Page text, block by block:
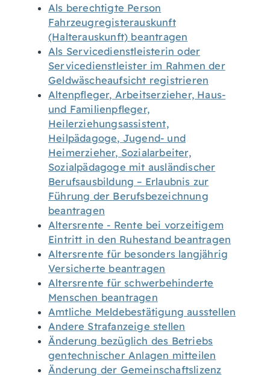
Als berechtigte Person
Fahrzeugregisterauskunft
(Halterauskunft) beantragen
Als Servicedienstleisterin oder
Servicedienstleister im Rahmen der
Geldwäscheaufsicht registrieren
Altenpfleger, Arbeitserzieher, Haus-
und Familienpfleger,
Heilerziehungsassistent,
Heilpädagoge, Jugend- und
Heimerzieher, Sozialarbeiter,
Sozialpädagoge mit ausländischer
Berufsausbildung – Erlaubnis zur
Führung der Berufsbezeichnung
beantragen
Altersrente - Rente bei vorzeitigem
Eintritt in den Ruhestand beantragen
Altersrente für besonders langjährig
Versicherte beantragen
Altersrente für schwerbehinderte
Menschen beantragen
Amtliche Meldebestätigung ausstellen
Andere Strafanzeige stellen
Änderung bezüglich des Betriebs
gentechnischer Anlagen mitteilen
Änderung der Gemeinschaftslizenz